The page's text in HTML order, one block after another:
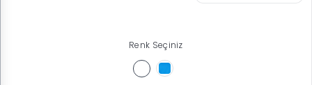
Renk Seçiniz